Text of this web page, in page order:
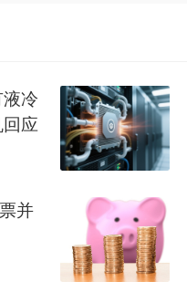
立的持股主体减持
离婚，引发股价大
三六零（601360.
），实控人婚
。
者，要避免被“误
人离婚
冷
应
并